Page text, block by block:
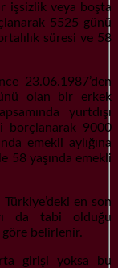
işsizlik veya boşta
5525 günü
süresi ve 58
23.06.1987’den
olan bir erkek
yurtdışı
borçlanarak 9000
emekli aylığına
58 yaşında emekli
en son
da tabi olduğu
belirlenir.
girişi yoksa bu